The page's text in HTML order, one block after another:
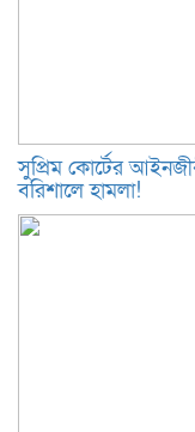
সুপ্রিম কোর্টের
বরিশালে হামলা!